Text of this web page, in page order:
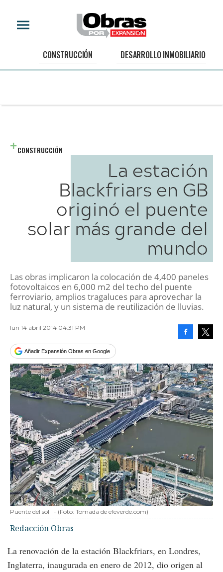
CONSTRUCCIÓN DESARROLLO INMOBILIARIO
CONSTRUCCIÓN
La estación
Blackfriars en GB
originó el puente
solar más grande del
mundo
Las obras implicaron la colocación de 4,400 paneles
fotovoltaicos en 6,000 m2 del techo del puente
ferroviario, amplios tragaluces para aprovechar la
luz natural, y un sistema de reutilización de lluvias.
lun 14 abril 2014 04:31 PM
Añadir Expansión Obras en Google
Puente del sol - (Foto: Tomada de efeverde.com)
Redacción Obras
La renovación de la estación Blackfriars, en Londres,
Inglaterra, inaugurada en enero de 2012, dio origen al